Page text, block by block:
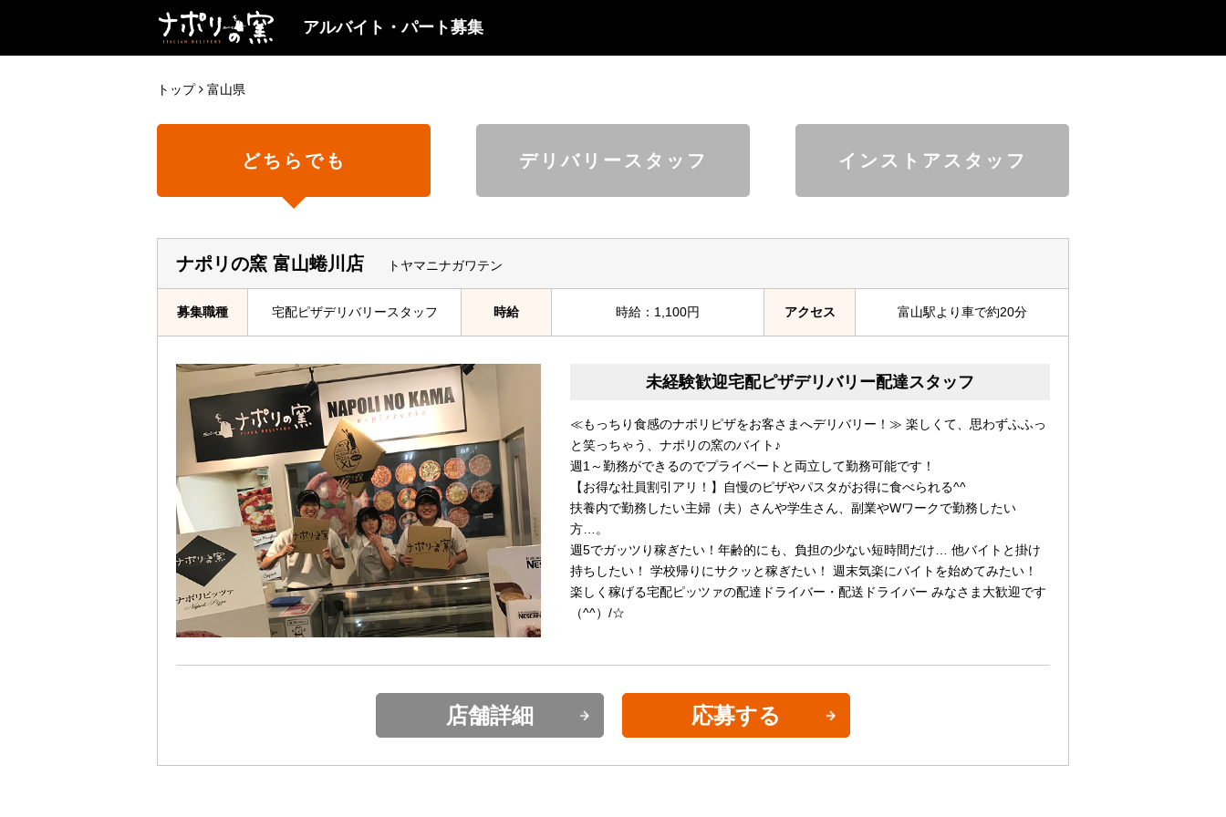
アルバイト・パート募集
トップ 富山県
どちらでも デリバリースタッフ インストアスタッフ
ナポリの窯 富山蜷川店 トヤマニナガワテン
募集職種 宅配ピザデリバリースタッフ 時給 時給：1,100円 アクセス 富山駅より車で約20分
未経験歓迎宅配ピザデリバリー配達スタッフ
≪もっちり食感のナポリピザをお客さまへデリバリー！≫ 楽しくて、思わずふふっ
と笑っちゃう、ナポリの窯のバイト♪
週1～勤務ができるのでプライベートと両立して勤務可能です！
【お得な社員割引アリ！】自慢のピザやパスタがお得に食べられる^^
扶養内で勤務したい主婦（夫）さんや学生さん、副業やWワークで勤務したい
方…。
週5でガッツり稼ぎたい！年齢的にも、負担の少ない短時間だけ… 他バイトと掛け
持ちしたい！ 学校帰りにサクッと稼ぎたい！ 週末気楽にバイトを始めてみたい！
楽しく稼げる宅配ピッツァの配達ドライバー・配送ドライバー みなさま大歓迎です
（^^）/☆
店舗詳細 応募する